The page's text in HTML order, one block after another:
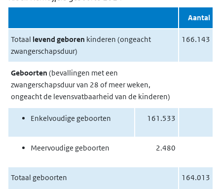
Aantal
Totaal levend geboren kinderen (ongeacht
zwangerschapsduur)
166.143
Geboorten (bevallingen met een
zwangerschapsduur van 28 of meer weken,
ongeacht de levensvatbaarheid van de kinderen)
Enkelvoudige geboorten 161.533
Meervoudige geboorten 2.480
Totaal geboorten 164.013